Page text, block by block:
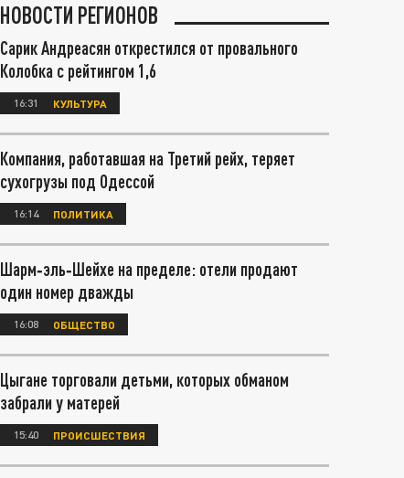
НОВОСТИ РЕГИОНОВ
Сарик Андреасян открестился от провального
Колобка с рейтингом 1,6
16:31 КУЛЬТУРА
Компания, работавшая на Третий рейх, теряет
сухогрузы под Одессой
16:14 ПОЛИТИКА
Шарм‑эль‑Шейхе на пределе: отели продают
один номер дважды
16:08 ОБЩЕСТВО
Цыгане торговали детьми, которых обманом
забрали у матерей
15:40 ПРОИСШЕСТВИЯ